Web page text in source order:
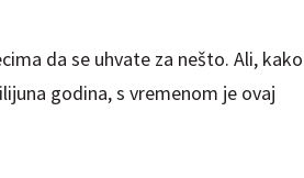
da se uhvate za nešto. Ali, kako
godina, s vremenom je ovaj